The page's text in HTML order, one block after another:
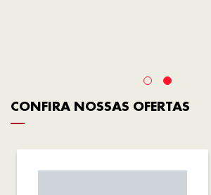
CONFIRA NOSSAS OFERTAS